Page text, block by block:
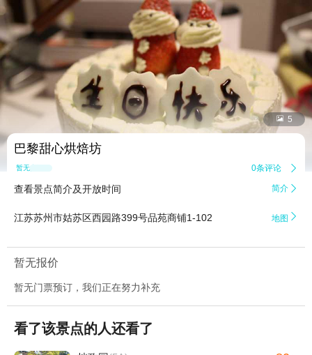
 5
巴黎甜心烘焙坊
暂无点评 0条评论 
查看景点简介及开放时间 简介 
江苏苏州市姑苏区西园路399号品苑商铺1-102 地图 
暂无报价
暂无门票预订，我们正在努力补充
看了该景点的人还看了